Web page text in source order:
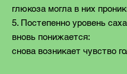
глюкоза могла в них
5. Постепенно уровень
вновь понижается:
снова возникает чувство